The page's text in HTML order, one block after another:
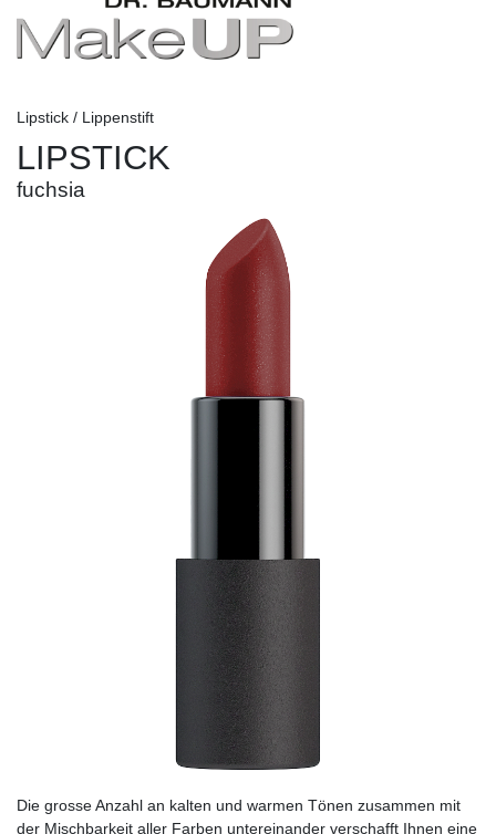
Lipstick / Lippenstift
LIPSTICK
fuchsia
Die grosse Anzahl an kalten und warmen Tönen zusammen mit
der Mischbarkeit aller Farben untereinander verschafft Ihnen eine